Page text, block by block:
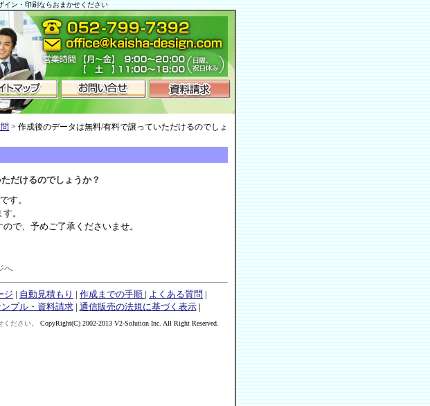
ン・印刷ならおまかせください
> 作成後のデータは無料/有料で譲っていただけるのでしょ
だけるのでしょうか？
す。
。
で、予めご了承くださいませ。
へ
ジ | 自動見積もり | 作成までの手順 | よくある質問 |
プル・資料請求| 通信販売の法規に基づく表示|
ださい。 CopyRight(C) 2002-2013 V2-Solution Inc. All Right Reserved.